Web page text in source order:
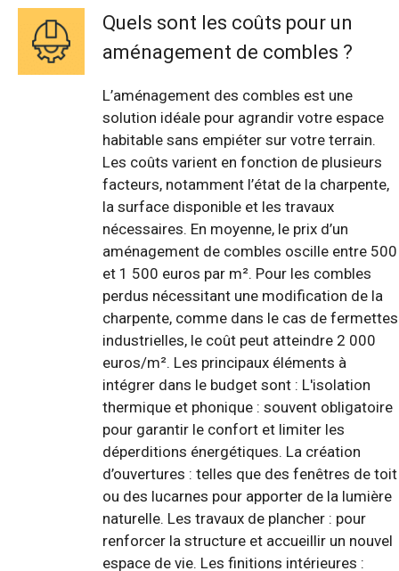
Quels sont les coûts pour un
aménagement de combles ?
L’aménagement des combles est une
solution idéale pour agrandir votre espace
habitable sans empiéter sur votre terrain.
Les coûts varient en fonction de plusieurs
facteurs, notamment l’état de la charpente,
la surface disponible et les travaux
nécessaires. En moyenne, le prix d’un
aménagement de combles oscille entre 500
et 1 500 euros par m². Pour les combles
perdus nécessitant une modification de la
charpente, comme dans le cas de fermettes
industrielles, le coût peut atteindre 2 000
euros/m². Les principaux éléments à
intégrer dans le budget sont : L'isolation
thermique et phonique : souvent obligatoire
pour garantir le confort et limiter les
déperditions énergétiques. La création
d’ouvertures : telles que des fenêtres de toit
ou des lucarnes pour apporter de la lumière
naturelle. Les travaux de plancher : pour
renforcer la structure et accueillir un nouvel
espace de vie. Les finitions intérieures :